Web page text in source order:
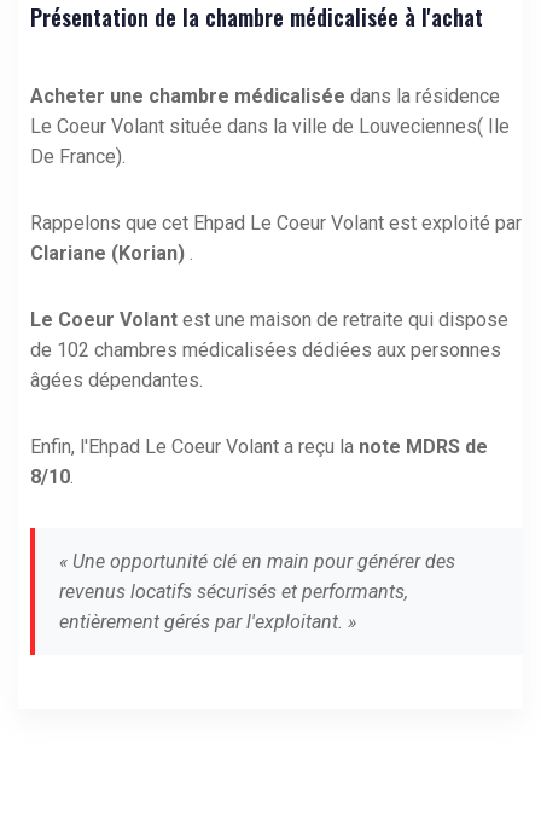
Présentation de la chambre médicalisée à l'achat
Acheter une chambre médicalisée dans la résidence
Le Coeur Volant située dans la ville de Louveciennes( Ile
De France).
Rappelons que cet Ehpad Le Coeur Volant est exploité par
Clariane (Korian) .
Le Coeur Volant est une maison de retraite qui dispose
de 102 chambres médicalisées dédiées aux personnes
âgées dépendantes.
Enfin, l'Ehpad Le Coeur Volant a reçu la note MDRS de
8/10.
« Une opportunité clé en main pour générer des
revenus locatifs sécurisés et performants,
entièrement gérés par l'exploitant. »